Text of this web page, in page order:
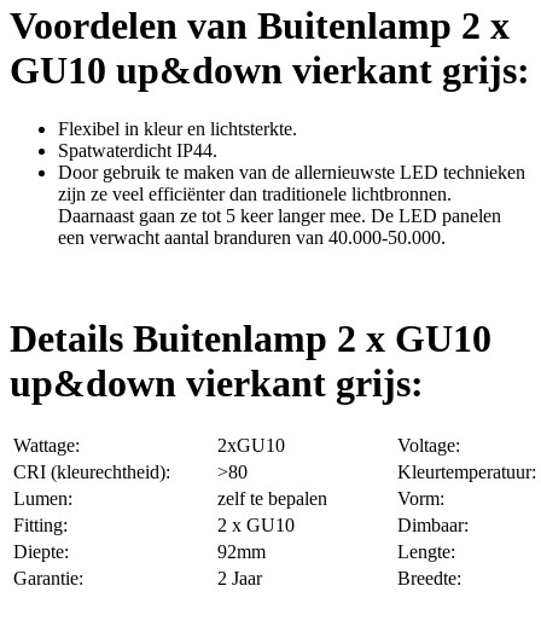
Voordelen van Buitenlamp 2 x
GU10 up&down vierkant grijs:
Flexibel in kleur en lichtsterkte.
Spatwaterdicht IP44.
Door gebruik te maken van de allernieuwste LED technieken
zijn ze veel efficiënter dan traditionele lichtbronnen.
Daarnaast gaan ze tot 5 keer langer mee. De LED panelen
een verwacht aantal branduren van 40.000-50.000.
Details Buitenlamp 2 x GU10
up&down vierkant grijs:
Wattage: 2xGU10
Voltage:
CRI (kleurechtheid):
>80
Kleurtemperatuur:
Lumen:
zelf te bepalen
Vorm:
Fitting:
2 x GU10
Dimbaar:
Diepte:
92mm
Lengte:
Garantie:
2 Jaar Breedte: